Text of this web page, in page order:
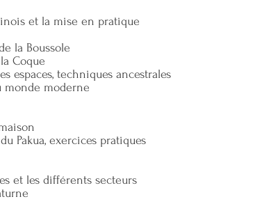
et la mise en pratique
la Boussole
techniques ancestrales
moderne
exercices pratiques
les différents secteurs